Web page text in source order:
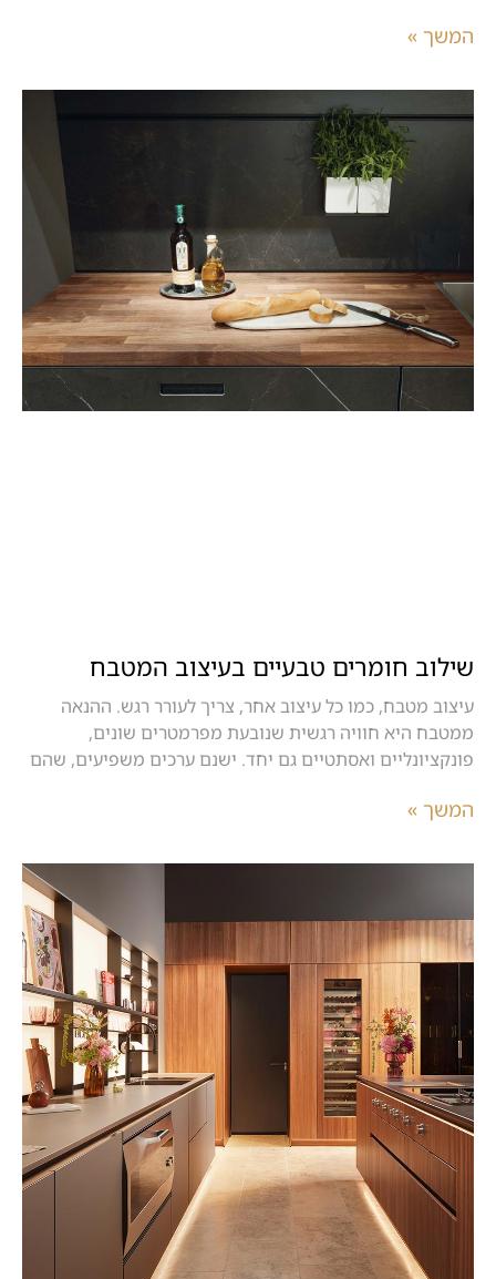
המשך »
שילוב חומרים טבעיים בעיצוב המטבח
עיצוב מטבח, כמו כל עיצוב אחר, צריך לעורר רגש. ההנאה
ממטבח היא חוויה רגשית שנובעת מפרמטרים שונים,
פונקציונליים ואסתטיים גם יחד. ישנם ערכים משפיעים, שהם
המשך »